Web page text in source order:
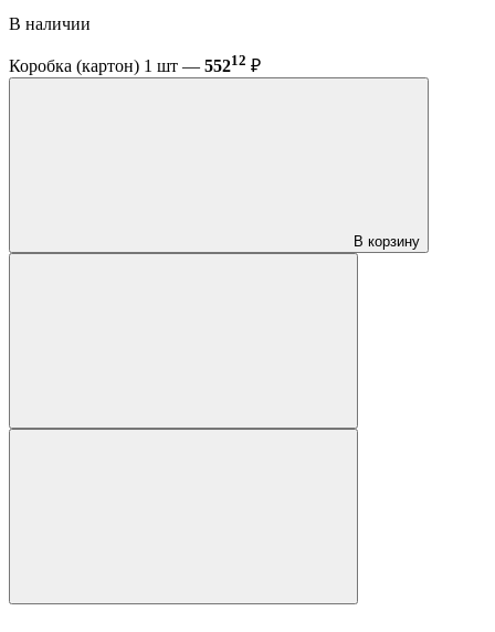
В наличии
Коробка (картон) 1 шт — 55212 ₽
В корзину